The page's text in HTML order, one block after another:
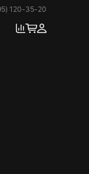
120-35-20